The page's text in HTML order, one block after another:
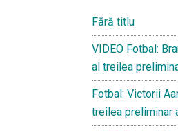
Fără titlu
VIDEO Fotbal:
al treilea
Fotbal: Victorii
treilea preliminar